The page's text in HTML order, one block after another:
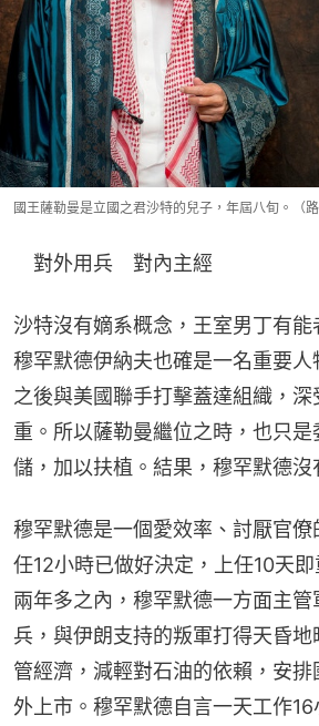
國王薩勒曼是立國之君沙特的兒子，年屆八旬。（路
對外用兵　對內主經
沙特沒有嫡系概念，王室男丁有
穆罕默德伊納夫也確是一名重要
之後與美國聯手打擊蓋達組織，深
重。所以薩勒曼繼位之時，也只
儲，加以扶植。結果，穆罕默德沒
穆罕默德是一個愛效率、討厭官僚
任12小時已做好決定，上任10天即
兩年多之內，穆罕默德一方面主管
兵，與伊朗支持的叛軍打得天昏
管經濟，減輕對石油的依賴，安
外上市。穆罕默德自言一天工作